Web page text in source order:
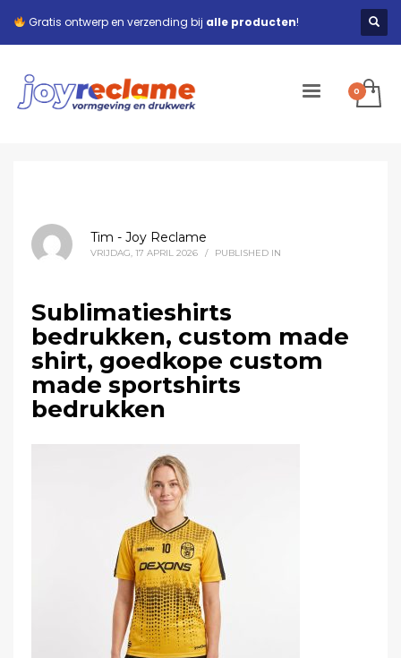
Gratis ontwerp en verzending bij alle producten!
Tim - Joy Reclame
VRIJDAG, 17 APRIL 2026 / PUBLISHED IN
Sublimatieshirts
bedrukken, custom made
shirt, goedkope custom
made sportshirts
bedrukken